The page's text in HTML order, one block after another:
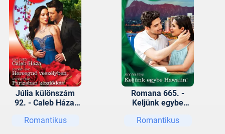
Júlia különszám
92. - Caleb Háza;
veszélyben;
Romantikus
Romana 665. -
Keljünk egybe
Romantikus